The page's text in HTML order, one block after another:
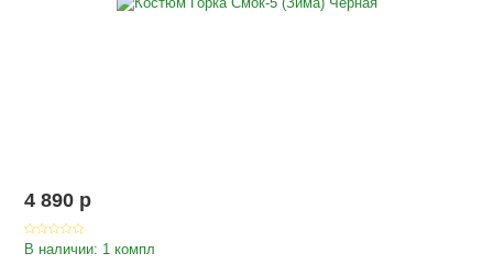
4 890 p
В наличии: 1 компл